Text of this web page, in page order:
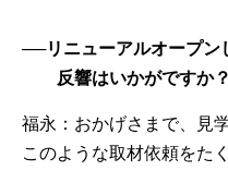
──リニューアルオープン
反響はいかがですか？
福永：おかげさまで、見
このような取材依頼をた